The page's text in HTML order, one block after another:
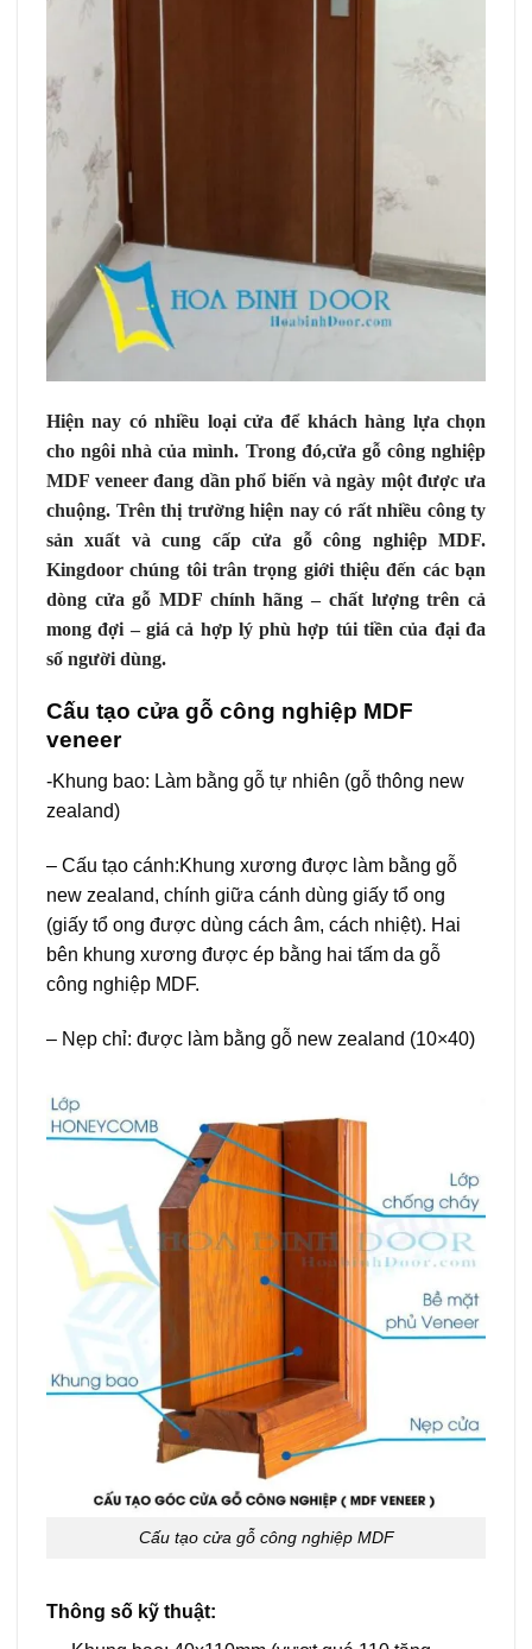
Hiện nay có nhiều loại cửa để khách hàng lựa chọn
cho ngôi nhà của mình. Trong đó,cửa gỗ công nghiệp
MDF veneer đang dần phổ biến và ngày một được ưa
chuộng. Trên thị trường hiện nay có rất nhiều công ty
sản xuất và cung cấp cửa gỗ công nghiệp MDF.
Kingdoor chúng tôi trân trọng giới thiệu đến các bạn
dòng cửa gỗ MDF chính hãng – chất lượng trên cả
mong đợi – giá cả hợp lý phù hợp túi tiền của đại đa
số người dùng.
Cấu tạo cửa gỗ công nghiệp MDF
veneer
-Khung bao: Làm bằng gỗ tự nhiên (gỗ thông new
zealand)
– Cấu tạo cánh:Khung xương được làm bằng gỗ
new zealand, chính giữa cánh dùng giấy tổ ong
(giấy tổ ong được dùng cách âm, cách nhiệt). Hai
bên khung xương được ép bằng hai tấm da gỗ
công nghiệp MDF.
– Nẹp chỉ: được làm bằng gỗ new zealand (10×40)
Cấu tạo cửa gỗ công nghiệp MDF
Thông số kỹ thuật: